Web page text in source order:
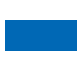
ログイン
会社情報